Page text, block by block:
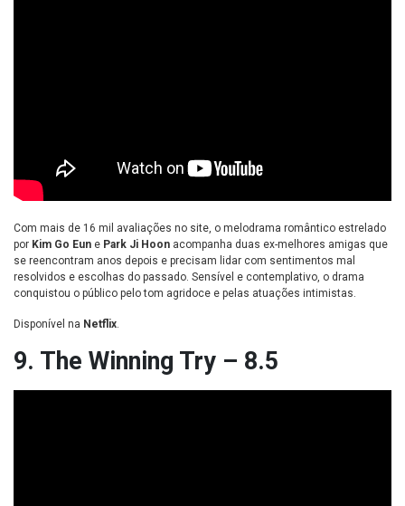
Com mais de 16 mil avaliações no site, o melodrama romântico estrelado
por Kim Go Eun e Park Ji Hoon acompanha duas ex-melhores amigas que
se reencontram anos depois e precisam lidar com sentimentos mal
resolvidos e escolhas do passado. Sensível e contemplativo, o drama
conquistou o público pelo tom agridoce e pelas atuações intimistas.
Disponível na Netflix.
9. The Winning Try – 8.5